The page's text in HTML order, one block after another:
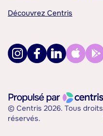
Découvrez Centris
© Centris 2026. Tous droits
réservés.